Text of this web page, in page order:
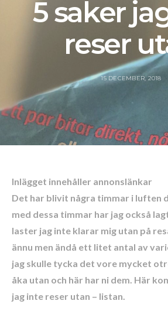
5 saker
reser
15 DECEMBER, 2018
Inlägget innehåller annonslänkar
Det har blivit några timmar i luften
med dessa timmar har jag också
laster jag inte klarar mig utan på
ännu men ändå ett litet antal av
jag skulle tycka det vore mycket
åka utan och här har ni dem. Här
jag inte reser utan – listan.